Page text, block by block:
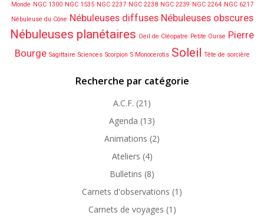
Monde NGC 1300 NGC 1535 NGC 2237 NGC 2238 NGC 2239 NGC 2264 NGC 6217
Nébuleuse du Cône Nébuleuses diffuses Nébuleuses obscures
Nébuleuses planétaires Oeil de Cléopatre Petite Ourse Pierre
Bourge Sagittaire Sciences Scorpion S Monocerotis Soleil Tête de sorcière
Recherche par catégorie
A.C.F. (21)
Agenda (13)
Animations (2)
Ateliers (4)
Bulletins (8)
Carnets d'observations (1)
Carnets de voyages (1)